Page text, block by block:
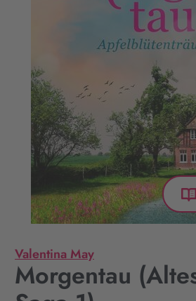
Valentina May
Morgentau